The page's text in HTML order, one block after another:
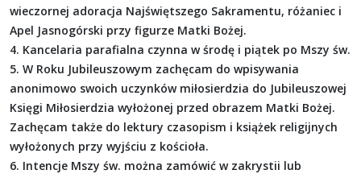
wieczornej adoracja Najświętszego Sakramentu, różaniec i
Apel Jasnogórski przy figurze Matki Bożej.
4. Kancelaria parafialna czynna w środę i piątek po Mszy św.
5. W Roku Jubileuszowym zachęcam do wpisywania
anonimowo swoich uczynków miłosierdzia do Jubileuszowej
Księgi Miłosierdzia wyłożonej przed obrazem Matki Bożej.
Zachęcam także do lektury czasopism i książek religijnych
wyłożonych przy wyjściu z kościoła.
6. Intencje Mszy św. można zamówić w zakrystii lub